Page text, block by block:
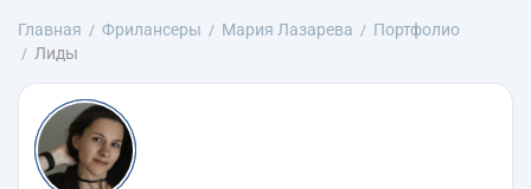
Главная Фрилансеры Мария Лазарева
Портфолио
Лиды